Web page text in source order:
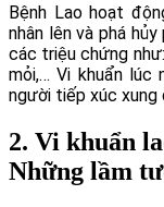
Bệnh Lao hoạt
nhân lên và phá
các triệu chứng
mỏi,… Vi khuẩn lúc
người tiếp xúc xung
2. Vi khuẩn
Những lầm